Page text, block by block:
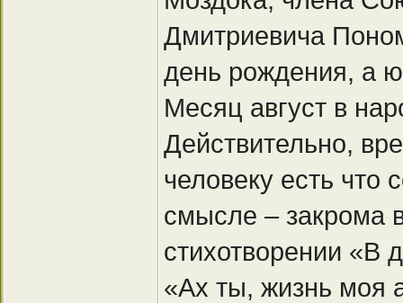
Дмитриевича
день рождения, а
Месяц август в
Действительно,
человеку есть что
смысле – закрома
стихотворении «В
«Ах ты, жизнь моя